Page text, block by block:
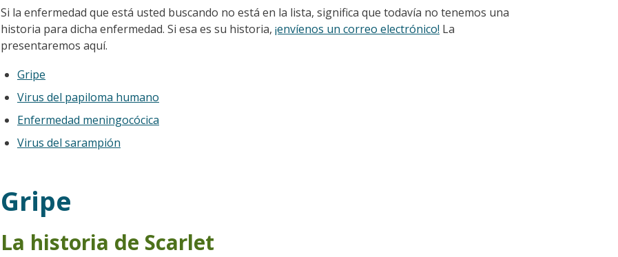
Si la enfermedad que está usted buscando no está en la lista, significa que todavía no tenemos una
historia para dicha enfermedad. Si esa es su historia, ¡envíenos un correo electrónico! La
presentaremos aquí.
Gripe
Virus del papiloma humano
Enfermedad meningocócica
Virus del sarampión
Gripe
La historia de Scarlet